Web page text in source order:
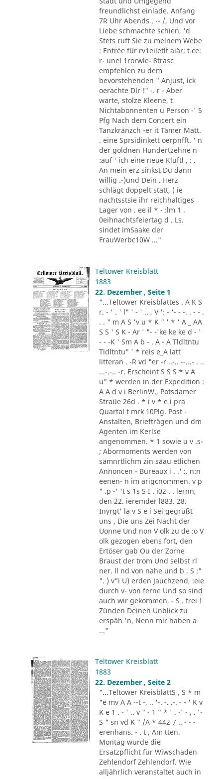
freundlichst einlade. Anfang
7R Uhr Abends . -- /, Und vor
Liebe schmachte schien, 'd
Stets ruft Sie zu meinem Webe
: Entrée für rv1eiletlt aiär; t ce:
r- unel 1rorwle- 8trasc
empfehlen zu dem
bevorstehenden " Anjust, ick
oerachte Dlr !" -. r - Aber
warte, stolze Kleene, t
Nichtabonnenten u Person -' 5
Pfg Nach dem Concert ein
Tanzkränzch -er it Tämer Matt.
. eine Sprsidinkett oerpnfft. ' n
der goldnen Hundertzehne n
:auf ' ich eine neue Kluftl , : .
An mein erz sinkst Du dann
willig .-)und Dein . Herz
schlägt doppelt statt, ) ie
nachtsstsie ihr reichhaltiges
Lager von . ee il * - :lm 1 .
0eihnachtsfeiertag d . Ls.
sindet imSaake der
FrauWerbc10W ..."
Teltower Kreisblatt
1883
22. Dezember , Seite 1
"...Teltower Kreisblattes . A K S
r. - ' . ' l" ' - ' .. , V ': - '- - -. . - - .
. . " m A S 'v u * K " ' * ' A _ AA
S S ' S K - Ar ' "- -'ke ke ke d - '
- - -K ' Sm A b - . A - A Tldltntu
Tldltntu" ' * reis e_A latt
litteran . -R vd "er -r ..-.. --...- . ..
...-.-.. -r. Erscheint S S S * v A
u" * werden in der Expedition :
A A d v i BerlinW., Potsdamer
Straüe 26d . * i v * e i pra
Quartal t mrk 10Plg. Post -
Anstalten, Briefträgen und dm
Agenten im Kerlse
angenommen. * 1 sowie u v .s-
; Abormoments werden von
sämnrtlichm zin säau etlichen
Annoncen - Bureaux i . .' :. n:n
eenen- n im arigcnommen. v p
" .p -' 't s 1s S I . i02 . . lernn,
den 22. ieremder l883. 28.
Inyrgt' la v S e i Sei gegrüßt
uns , Die uns Zei Nacht der
Uonne Und non V olk zu de :o V
olk gezogen ebens fort, den
Ertöser gab Ou der Zorne
Braust der trom Und selbst rl
ner. ll nd von nahe und b . S :"
". ) v"i U) erden Jauchzend, :eie
durch v- von ferne Und so sind
auch wir gekommen, - S . frei !
Zünden Deinen Unblick zu
erspäh 'n, Nenn mir haben a
..."
Teltower Kreisblatt
1883
22. Dezember , Seite 2
"...Teltower KreisblattS , S * m
"e mv A A --t -, .. '-. -. .-. - - ' K v
K e 1 . - ' .. v " - 1 " * ' . -' - , . '-
S " sn vd K " /A * 442 7 .. - - -
erenhans. - . t , Am tten.
Montag wurde die
Ersatzpflicht für Wiwschaden
Zehlendorf Zehlendorf. Wie
alljährlich veranstaltet auch in